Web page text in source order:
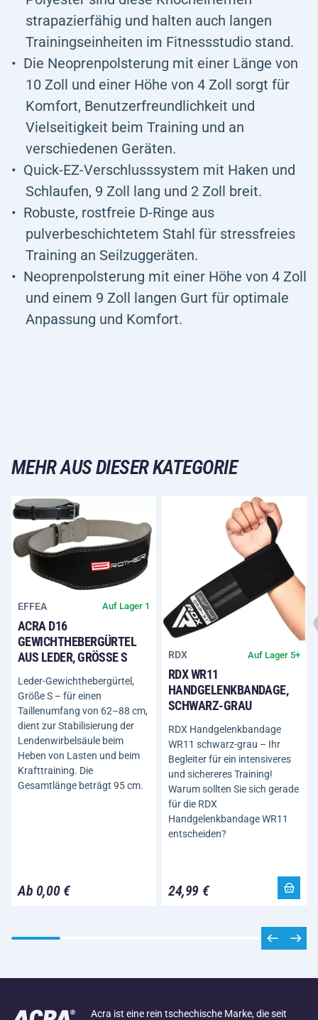
strapazierfähig und halten auch langen
Trainingseinheiten im Fitnessstudio stand.
Die Neoprenpolsterung mit einer Länge von
10 Zoll und einer Höhe von 4 Zoll sorgt für
Komfort, Benutzerfreundlichkeit und
Vielseitigkeit beim Training und an
verschiedenen Geräten.
Quick-EZ-Verschlusssystem mit Haken und
Schlaufen, 9 Zoll lang und 2 Zoll breit.
Robuste, rostfreie D-Ringe aus
pulverbeschichtetem Stahl für stressfreies
Training an Seilzuggeräten.
Neoprenpolsterung mit einer Höhe von 4 Zoll
und einem 9 Zoll langen Gurt für optimale
Anpassung und Komfort.
MEHR AUS DIESER KATEGORIE
EFFEA Auf Lager 1
ACRA D16
GEWICHTHEBERGÜRTEL
AUS LEDER, GRÖSSE S
Leder-Gewichthebergürtel,
Größe S – für einen
Taillenumfang von 62–88 cm,
dient zur Stabilisierung der
Lendenwirbelsäule beim
Heben von Lasten und beim
Krafttraining. Die
Gesamtlänge beträgt 95 cm.
Ab 0,00 €
RDX Auf Lager 5+
RDX WR11
HANDGELENKBANDAGE,
SCHWARZ-GRAU
RDX Handgelenkbandage
WR11 schwarz-grau – Ihr
Begleiter für ein intensiveres
und sichereres Training!
Warum sollten Sie sich gerade
für die RDX
Handgelenkbandage WR11
entscheiden?
24,99 €
Acra ist eine rein tschechische Marke, die seit